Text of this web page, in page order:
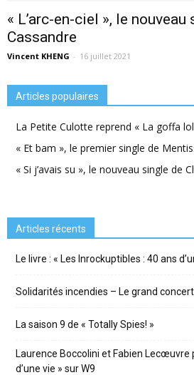
« L’arc-en-ciel », le nouveau
Cassandre
Vincent KHENG - 16 juillet 2021
Articles populaires
La Petite Culotte reprend « La goffa
« Et bam », le premier single de
« Si j’avais su », le nouveau single de
Articles récents
Le livre : « Les Inrockuptibles : 40 ans
Solidarités incendies – Le grand
La saison 9 de « Totally Spies! »
Laurence Boccolini et Fabien Lecœuvre
d’une vie » sur W9